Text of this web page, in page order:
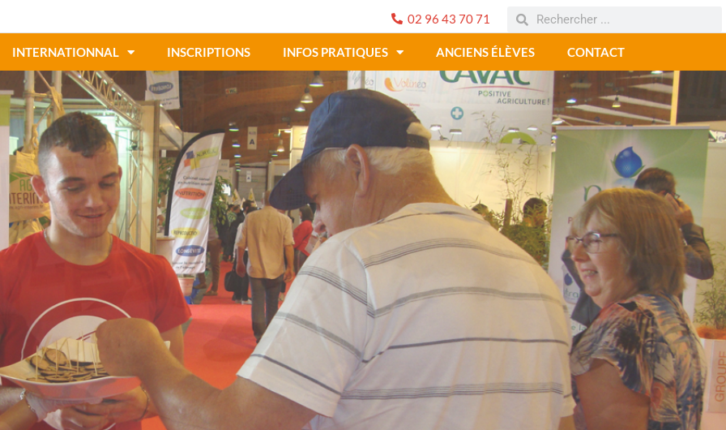
02 96 43 70 71
INTERNATIONNAL INSCRIPTIONS INFOS PRATIQUES ANCIENS ÉLÈVES CONTACT